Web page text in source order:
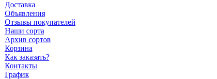
Доставка
Объявления
Отзывы покупателей
Наши сорта
Архив сортов
Корзина
Как заказать?
Контакты
График